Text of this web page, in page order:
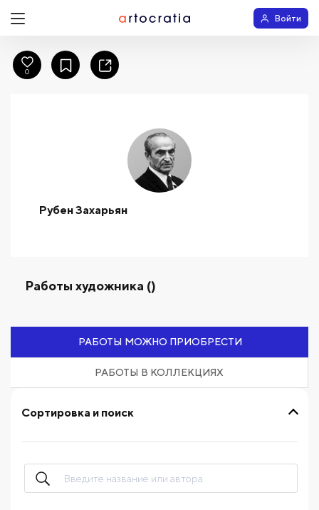
Войти
Рубен Захарьян
Работы художника ()
РАБОТЫ МОЖНО ПРИОБРЕСТИ
РАБОТЫ В КОЛЛЕКЦИЯХ
Сортировка и поиск
0